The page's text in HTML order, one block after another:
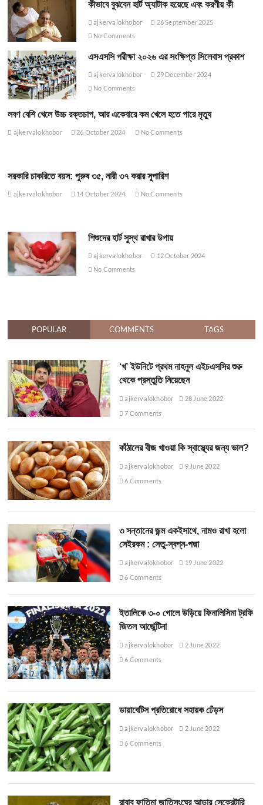
কীভাবে বুঝবেন হার্ট অ্যাটাক হয়েছে এবং করণীয় কী
ajkervalokhobor
26 September 2025
No Comments
এসএসসি পরীক্ষা ২০২৬ এর সংক্ষিপ্ত সিলেবাস প্রকাশ
ajkervalokhobor
29 December 2024
No Comments
লবণ বেশি খেলে উচ্চ রক্তচাপ, আর একেবারে কম খেলে হতে পারে মৃত্যু
ajkervalokhobor 26 October 2024 No Comments
সরকারি চাকরিতে বয়স: পুরুষ ৩৫, নারী ৩৭ করার সুপারিশ
ajkervalokhobor 14 October 2024 No Comments
শিশুদের হার্ট সুস্থ রাখার উপায়
ajkervalokhobor
12 October 2024
No Comments
POPULAR COMMENTS TAGS
‘খ’ ইউনিটে প্রথম নাহনুল এইচএসসির শুরু
থেকে প্রস্তুতি নিয়েছেন
ajkervalokhobor
28 June 2022
7 Comments
কাঁঠালের বীজ খাওয়া কি স্বাস্থ্যের জন্য ভাল?
ajkervalokhobor
9 June 2022
6 Comments
৩ সন্তানের জন্ম একইসাথে, নামও রাখা হলো
সেইরকম : সেতু-স্বপ্ন-পদ্মা
ajkervalokhobor
19 June 2022
6 Comments
ইতালিকে ৩-০ গোলে উড়িয়ে ফিনালিসিমা ট্রফি
জিতল আর্জেন্টিনা
ajkervalokhobor
2 June 2022
6 Comments
ডায়াবেটিস প্রতিরোধে সহায়ক ঢেঁড়স
ajkervalokhobor
2 June 2022
6 Comments
রাবাব ফাতিমা জাতিসংঘের আন্ডার সেক্রেটারি